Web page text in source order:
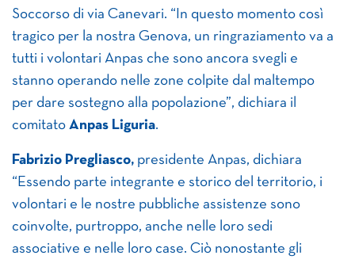
Soccorso di via Canevari. “In questo momento così
tragico per la nostra Genova, un ringraziamento va a
tutti i volontari Anpas che sono ancora svegli e
stanno operando nelle zone colpite dal maltempo
per dare sostegno alla popolazione”, dichiara il
comitato Anpas Liguria.
Fabrizio Pregliasco, presidente Anpas, dichiara
“Essendo parte integrante e storico del territorio, i
volontari e le nostre pubbliche assistenze sono
coinvolte, purtroppo, anche nelle loro sedi
associative e nelle loro case. Ciò nonostante gli